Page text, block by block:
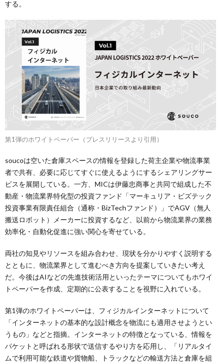
する。
第1弾のホワイトペーパー（プレスリリースより引用）
soucoは空いた倉庫スペースの情報を登録した荷主企業や物流事業
者で共有、必要に応じてすぐに使えるようにするシェアリングサー
ビスを展開している。一方、MICは伊藤忠商事と共同で組成した不
動産・物流業界特化型の投資ファンド「マーキュリア・ビズテック
投資事業有限責任組合（通称・BizTechファンド）」でAGV（無人
搬送ロボット）メーカーに投資するなど、以前から物流業界の業務
効率化・自動化促進に強い関心を寄せている。
両社の知見やリソースを組み合わせ、現状を分かりやすく説明する
とともに、物流業界として進むべき方向を提案していきたい考え
だ。今後はAIなどの先進技術活用といったテーマについてもホワイ
トペーパーを作成、定期的に公表することを視野に入れている。
第1弾のホワイトペーパーは、フィジカルインターネットについて
「インターネットの基本的な設計概念を物流にも適用させようとい
うもの」などと指摘。インターネットの特徴となっている、情報を
パケットと呼ばれる形状で送信するやり方を応用し、「リアルタイ
ムで利用可能な鉄道や貨物船、トラックなどの輸送方法と倉庫を組